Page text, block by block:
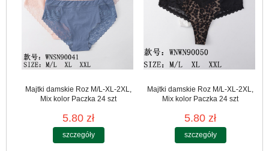
Majtki damskie Roz M/L-XL-2XL,
Mix kolor Paczka 24 szt
5.80 zł
szczegóły
Majtki damskie Roz M/L-XL-2XL,
Mix kolor Paczka 24 szt
5.80 zł
szczegóły